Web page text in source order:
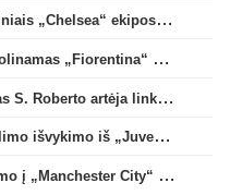
X. Alonso: „Esu patenkintas dabartiniais „Chelsea“ ekipos vartininkais“
F. Mastanuono oficialiai sezonui skolinamas „Fiorentina“ ekipai
Buvęs ilgametis„Barcelona“ žaidėjas S. Roberto artėja link persikėlimo į MLS
G. Bremeris paneigė gandus dėl galimo išvykimo iš „Juventus“ klubo
G. Rulli – per žingsnį nuo persikėlimo į „Manchester City“ klubą